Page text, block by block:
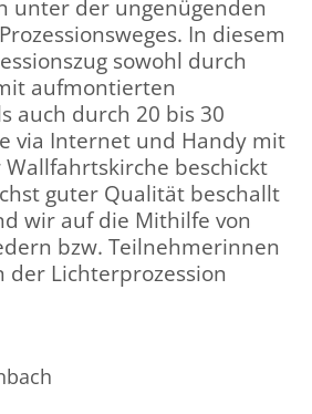
unter der ungenügenden
In diesem
sowohl durch
aufmontierten
auch durch 20 bis 30
via Internet und Handy mit
Wallfahrtskirche beschickt
guter Qualität beschallt
wir auf die Mithilfe von
bzw. Teilnehmerinnen
der Lichterprozession